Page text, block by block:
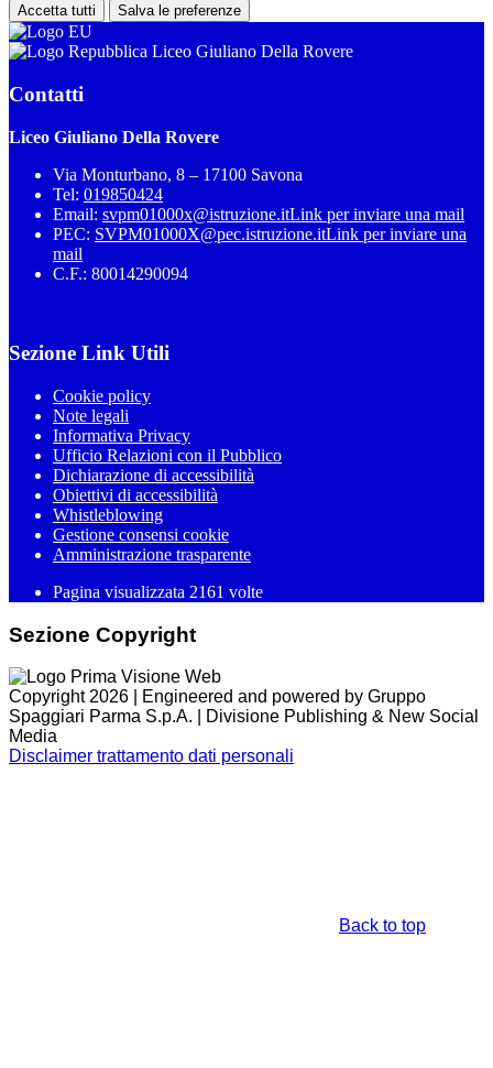
Accetta tutti Salva le preferenze
Liceo Giuliano Della Rovere
Contatti
Liceo Giuliano Della Rovere
Via Monturbano, 8 – 17100 Savona
Tel: 019850424
Email: svpm01000x@istruzione.itLink per inviare una mail
PEC: SVPM01000X@pec.istruzione.itLink per inviare una
mail
C.F.: 80014290094
Sezione Link Utili
Cookie policy
Note legali
Informativa Privacy
Ufficio Relazioni con il Pubblico
Dichiarazione di accessibilità
Obiettivi di accessibilità
Whistleblowing
Gestione consensi cookie
Amministrazione trasparente
Pagina visualizzata 2161 volte
Sezione Copyright
Copyright 2026 | Engineered and powered by Gruppo
Spaggiari Parma S.p.A. | Divisione Publishing & New Social
Media
Disclaimer trattamento dati personali
Back to top